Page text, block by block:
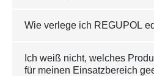
Wie verlege ich REGUPOL
Ich weiß nicht, welches
für meinen Einsatzbereich